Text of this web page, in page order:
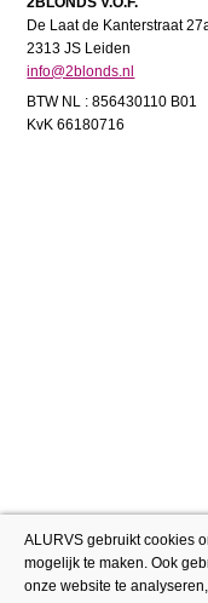
De Laat de Kanterstraat
2313 JS Leiden
info@2blonds.nl
BTW NL : 856430110 B01
KvK 66180716
ALURVS gebruikt cookies
mogelijk te maken. Ook
onze website te